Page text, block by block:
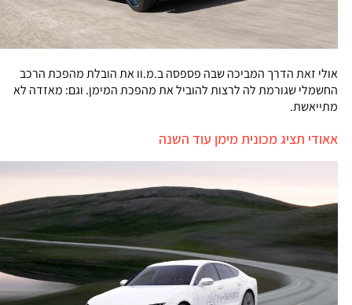
אולי זאת הדרך המביכה שבה פספסה ב.מ.וו את הובלת מהפכת הרכב
החשמלי שגורמת לה לרצות להוביל את מהפכת המימן. וגם: מאזדה לא
מתייאשת.
אאודי תציג מכונית מימן עוד השנה